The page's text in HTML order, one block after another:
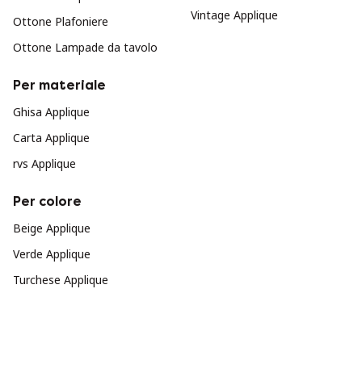
Ottone Plafoniere
Ottone Lampade da tavolo
Vintage Applique
Per materiale
Ghisa Applique
Carta Applique
rvs Applique
Per colore
Beige Applique
Verde Applique
Turchese Applique